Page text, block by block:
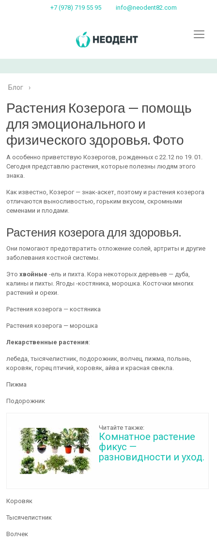
+7 (978) 719 55 95 info@neodent82.com
Блог ›
Растения Козерога — помощь
для эмоционального и
физического здоровья. Фото
А особенно приветствую Козерогов, рожденных с 22.12 по 19. 01.
Сегодня представлю растения, которые полезны людям этого
знака.
Как известно, Козерог — знак-аскет, поэтому и растения козерога
отличаются выносливостью, горьким вкусом, скромными
семенами и плодами.
Растения козерога для здоровья.
Они помогают предотвратить отложение солей, артриты и другие
заболевания костной системы.
Этохвойные -ель и пихта. Кора некоторых деревьев — дуба,
калины и пихты. Ягоды -костяника, морошка. Косточки многих
растений и орехи.
Растения козерога — костяника
Растения козерога — морошка
Лекарственные растения:
лебеда, тысячелистник, подорожник, волчец, пижма, полынь,
коровяк, горец птичий, коровяк, айва и красная свекла.
Пижма
Подорожник
Читайте также:
Комнатное растение
фикус —
разновидности и уход.
Коровяк
Тысячелистник
Волчек